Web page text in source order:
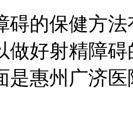
的保健方法
做好射精障
是惠州广济